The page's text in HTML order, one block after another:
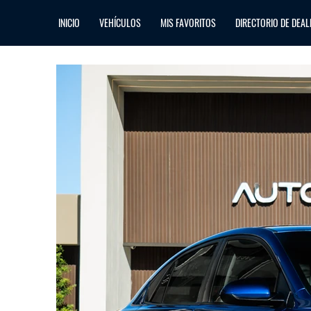
INICIO VEHÍCULOS MIS FAVORITOS DIRECTORIO DE